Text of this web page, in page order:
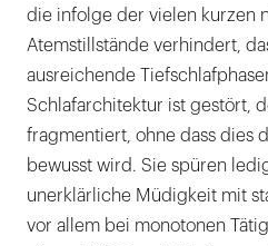
die infolge der vielen kurzen
Atemstillstände verhindert,
ausreichende
Schlafarchitektur ist gestört,
fragmentiert, ohne dass dies
bewusst wird. Sie spüren
unerklärliche Müdigkeit mit
vor allem bei monotonen